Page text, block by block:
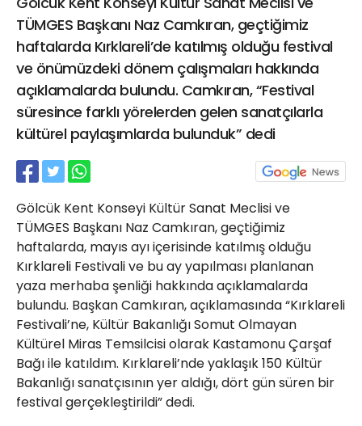
TÜMGES Başkanı Naz Camkıran, geçtiğimiz
haftalarda Kırklareli’de katılmış olduğu festival
ve önümüzdeki dönem çalışmaları hakkında
açıklamalarda bulundu. Camkıran, “Festival
süresince farklı yörelerden gelen sanatçılarla
kültürel paylaşımlarda bulunduk” dedi
Gölcük Kent Konseyi Kültür Sanat Meclisi ve
TÜMGES Başkanı Naz Camkıran, geçtiğimiz
haftalarda, mayıs ayı içerisinde katılmış olduğu
Kırklareli Festivali ve bu ay yapılması planlanan
yaza merhaba şenliği hakkında açıklamalarda
bulundu. Başkan Camkıran, açıklamasında “Kırklareli
Festivali’ne, Kültür Bakanlığı Somut Olmayan
Kültürel Miras Temsilcisi olarak Kastamonu Çarşaf
Bağı ile katıldım. Kırklareli’nde yaklaşık 150 Kültür
Bakanlığı sanatçısının yer aldığı, dört gün süren bir
festival gerçekleştirildi” dedi.
21 Gölcük
02624132333
haber@golcukpostasi.com